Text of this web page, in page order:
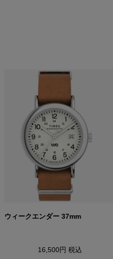
ウィークエンダー 37mm
16,500円 税込